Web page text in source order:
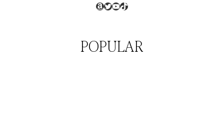
Amazon
Twitter
YouTube
TikTok
POPULAR